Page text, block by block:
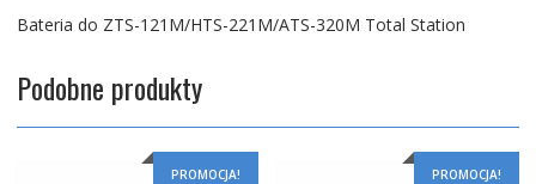
Bateria do ZTS-121M/HTS-221M/ATS-320M Total Station
Podobne produkty
PROMOCJA! PROMOCJA!